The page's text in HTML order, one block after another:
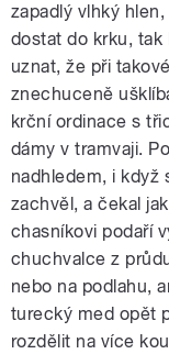
zapadlý vlhký
dostat do krku, tak
uznat, že při
znechuceně
krční ordinace s
dámy v tramvaji.
nadhledem, i když
zachvěl, a čekal
chasníkovi podaří
chuchvalce z
nebo na podlahu,
turecký med opět
rozdělit na více